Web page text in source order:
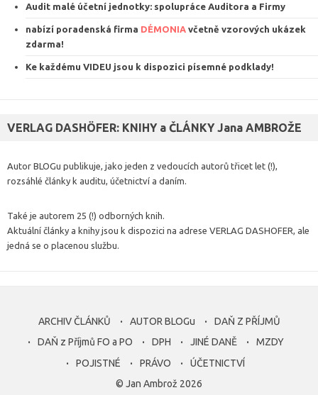
Audit malé účetní jednotky: spolupráce Auditora a Firmy
nabízí poradenská firma DÉMONIA včetně vzorových ukázek
zdarma!
Ke každému VIDEU jsou k dispozici písemné podklady!
VERLAG DASHÖFER: KNIHY a ČLÁNKY Jana AMBROŽE
Autor BLOGu publikuje, jako jeden z vedoucích autorů třicet let (!),
rozsáhlé články k auditu, účetnictví a daním.
Také je autorem 25 (!) odborných knih.
Aktuální články a knihy jsou k dispozici na adrese VERLAG DASHOFER, ale
jedná se o placenou službu.
ARCHIV ČLÁNKŮ AUTOR BLOGu
DAŇ Z PŘÍJMŮ
DAŇ z Příjmů FO a PO
DPH JINÉ DANĚ
MZDY
POJISTNÉ
PRÁVO
ÚČETNICTVÍ
© Jan Ambrož 2026